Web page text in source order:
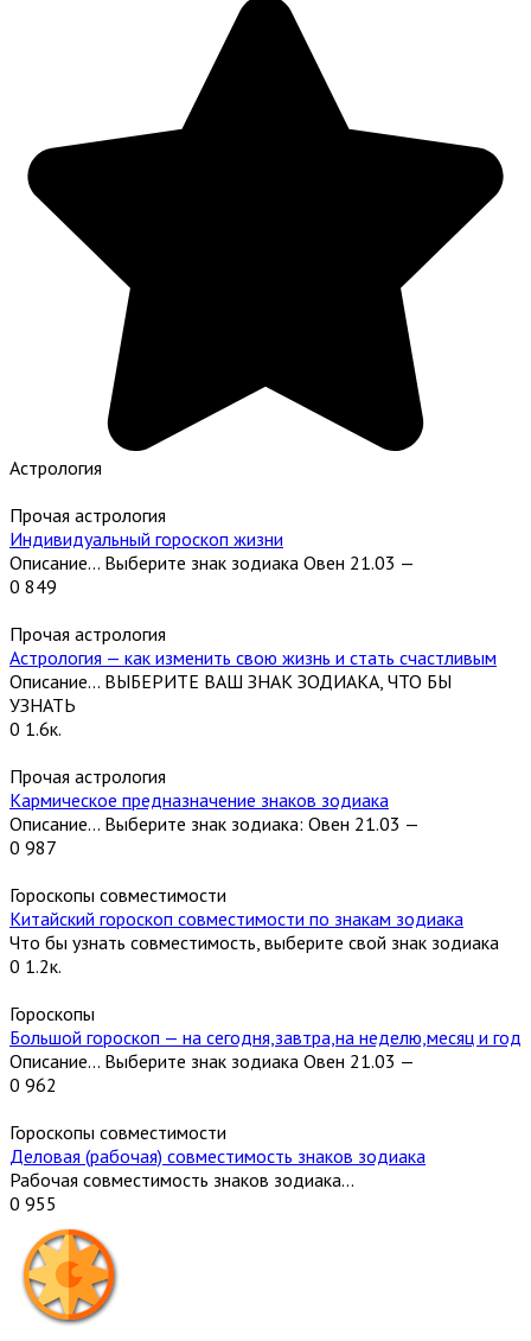
Астрология
Прочая астрология
Индивидуальный гороскоп жизни
Описание… Выберите знак зодиака Овен 21.03 —
0 849
Прочая астрология
Астрология — как изменить свою жизнь и стать счастливым
Описание… ВЫБЕРИТЕ ВАШ ЗНАК ЗОДИАКА, ЧТО БЫ
УЗНАТЬ
0 1.6к.
Прочая астрология
Кармическое предназначение знаков зодиака
Описание… Выберите знак зодиака: Овен 21.03 —
0 987
Гороскопы совместимости
Китайский гороскоп совместимости по знакам зодиака
Что бы узнать совместимость, выберите свой знак зодиака
0 1.2к.
Гороскопы
Большой гороскоп — на сегодня,завтра,на неделю,месяц и год
Описание… Выберите знак зодиака Овен 21.03 —
0 962
Гороскопы совместимости
Деловая (рабочая) совместимость знаков зодиака
Рабочая совместимость знаков зодиака…
0 955